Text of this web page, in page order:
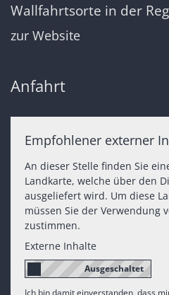
Wallfahrtsorte in der
zur Website
Anfahrt
Empfohlener externer
An dieser Stelle finden Sie
Landkarte, welche über den
ausgeliefert wird. Um diese
müssen Sie der Verwendung
zustimmen.
Externe Inhalte